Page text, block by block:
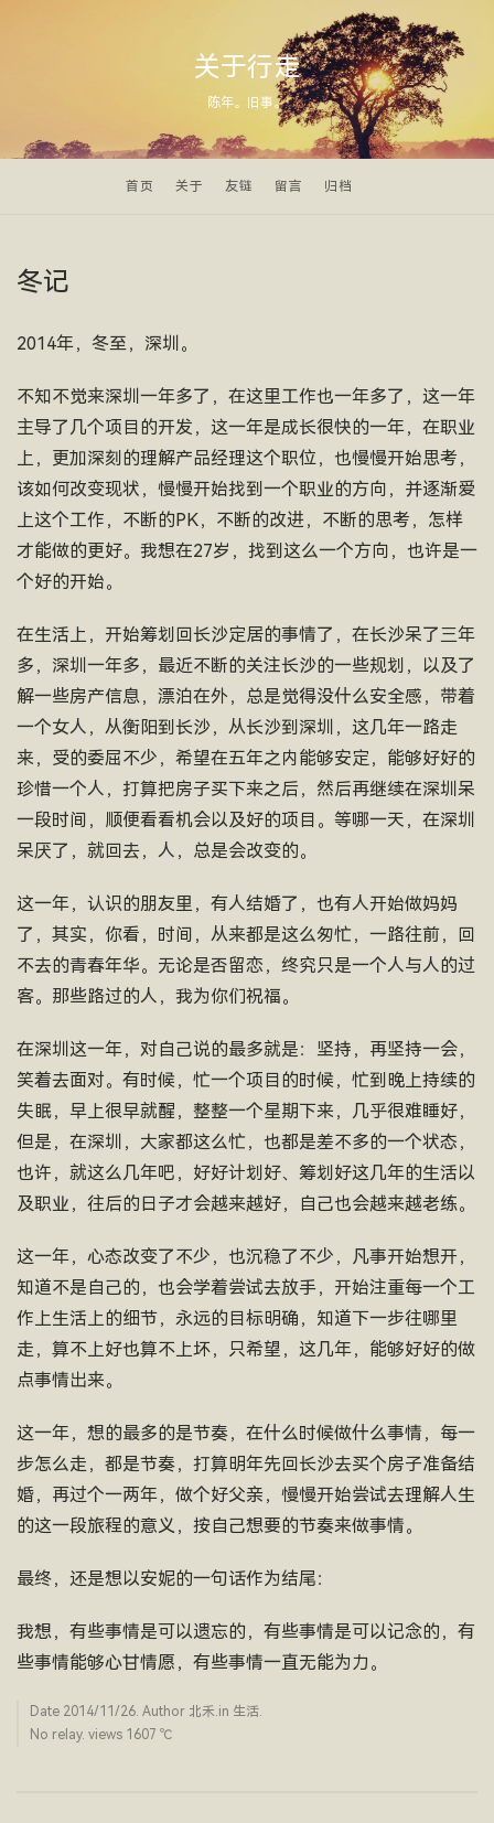
关于行走
陈年。旧事。
首页 关于 友链 留言 归档
冬记
2014年，冬至，深圳。
不知不觉来深圳一年多了，在这里工作也一年多了，这一年
主导了几个项目的开发，这一年是成长很快的一年，在职业
上，更加深刻的理解产品经理这个职位，也慢慢开始思考，
该如何改变现状，慢慢开始找到一个职业的方向，并逐渐爱
上这个工作，不断的PK，不断的改进，不断的思考，怎样
才能做的更好。我想在27岁，找到这么一个方向，也许是一
个好的开始。
在生活上，开始筹划回长沙定居的事情了，在长沙呆了三年
多，深圳一年多，最近不断的关注长沙的一些规划，以及了
解一些房产信息，漂泊在外，总是觉得没什么安全感，带着
一个女人，从衡阳到长沙，从长沙到深圳，这几年一路走
来，受的委屈不少，希望在五年之内能够安定，能够好好的
珍惜一个人，打算把房子买下来之后，然后再继续在深圳呆
一段时间，顺便看看机会以及好的项目。等哪一天，在深圳
呆厌了，就回去，人，总是会改变的。
这一年，认识的朋友里，有人结婚了，也有人开始做妈妈
了，其实，你看，时间，从来都是这么匆忙，一路往前，回
不去的青春年华。无论是否留恋，终究只是一个人与人的过
客。那些路过的人，我为你们祝福。
在深圳这一年，对自己说的最多就是：坚持，再坚持一会，
笑着去面对。有时候，忙一个项目的时候，忙到晚上持续的
失眠，早上很早就醒，整整一个星期下来，几乎很难睡好，
但是，在深圳，大家都这么忙，也都是差不多的一个状态，
也许，就这么几年吧，好好计划好、筹划好这几年的生活以
及职业，往后的日子才会越来越好，自己也会越来越老练。
这一年，心态改变了不少，也沉稳了不少，凡事开始想开，
知道不是自己的，也会学着尝试去放手，开始注重每一个工
作上生活上的细节，永远的目标明确，知道下一步往哪里
走，算不上好也算不上坏，只希望，这几年，能够好好的做
点事情出来。
这一年，想的最多的是节奏，在什么时候做什么事情，每一
步怎么走，都是节奏，打算明年先回长沙去买个房子准备结
婚，再过个一两年，做个好父亲，慢慢开始尝试去理解人生
的这一段旅程的意义，按自己想要的节奏来做事情。
最终，还是想以安妮的一句话作为结尾：
我想，有些事情是可以遗忘的，有些事情是可以记念的，有
些事情能够心甘情愿，有些事情一直无能为力。
Date 2014/11/26. Author 北禾.in 生活.
No relay. views 1607 ­℃